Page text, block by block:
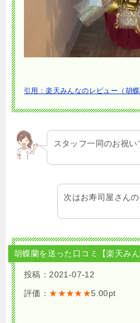
引用：楽天みんなのレビュー（胡
スタッフ一同のお祝い
次はお寿司屋さん
胡蝶蘭を送った口コミ【楽天みん
投稿：2021-07-12
評価： ★★★★★5.00pt